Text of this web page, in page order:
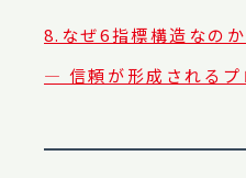
8.なぜ6指標構造なのか
― 信頼が形成される